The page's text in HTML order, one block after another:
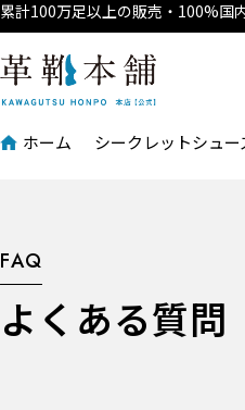
累計100万足以上の販売・100%国
ホーム シークレットシュー
FAQ
よくある質問